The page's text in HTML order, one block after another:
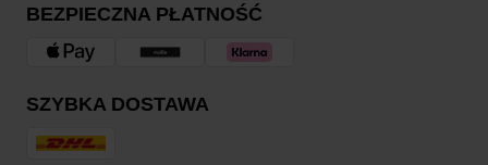
BEZPIECZNA PŁATNOŚĆ
SZYBKA DOSTAWA